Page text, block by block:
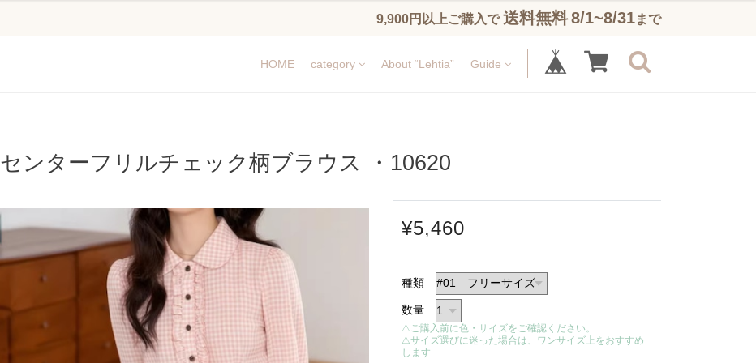
9,900円以上ご購入で 送料無料8/1~8/31まで
HOME category About “Lehtia” Guide
センターフリルチェック柄ブラウス ・10620
¥5,460
種類
数量
⚠ご購入前に色・サイズをご確認ください。
⚠サイズ選びに迷った場合は、ワンサイズ上をおすすめ
します